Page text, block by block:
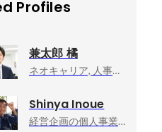
Profiles
兼太郎 橘
ネオキャリア, 人事戦略本部 本部長
Shinya Inoue
経営企画の個人事業主, 経営顧問と業務委託